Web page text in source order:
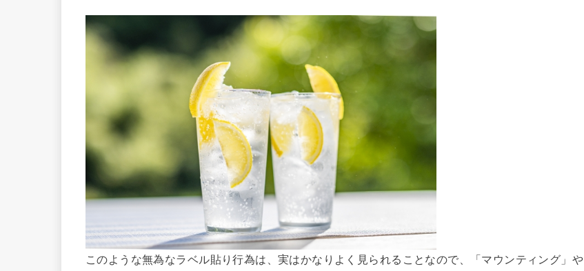
このような無為なラベル貼り行為は、実はかなりよく見られることなので、「マウンティング」や